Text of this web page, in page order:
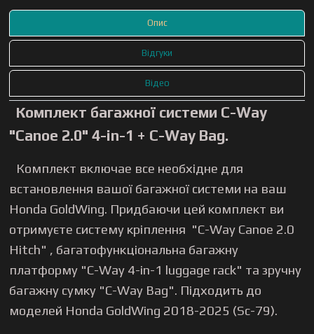
Опис
Відгуки
Відео
Комплект багажної системи C-Way
"Canoe 2.0" 4-in-1 + C-Way Bag.
Комплект включае все необхідне для
встановлення вашої багажної системи на ваш
Honda GoldWing. Придбаючи цей комплект ви
отримуєте систему кріплення "C-Way Canoe 2.0
Hitch" , багатофункціональна багажну
платформу "C-Way 4-in-1 luggage rack" та зручну
багажну сумку "C-Way Bag". Підходить до
моделей Honda GoldWing 2018-2025 (Sc-79).